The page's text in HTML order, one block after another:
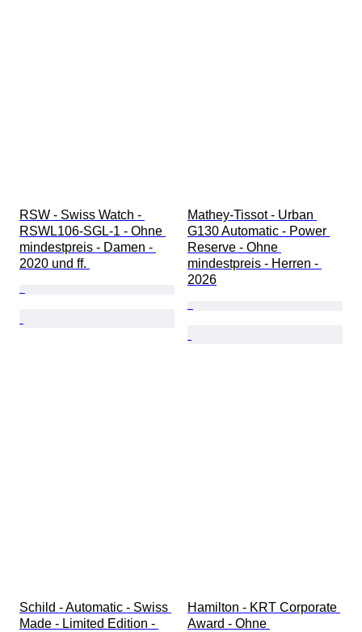
RSW - Swiss Watch -
RSWL106-SGL-1 - Ohne
mindestpreis - Damen -
2020 und ff.
Mathey-Tissot - Urban
G130 Automatic - Power
Reserve - Ohne
mindestpreis - Herren -
2026
Schild - Automatic - Swiss
Made - Limited Edition -
Hamilton - KRT Corporate
Award - Ohne